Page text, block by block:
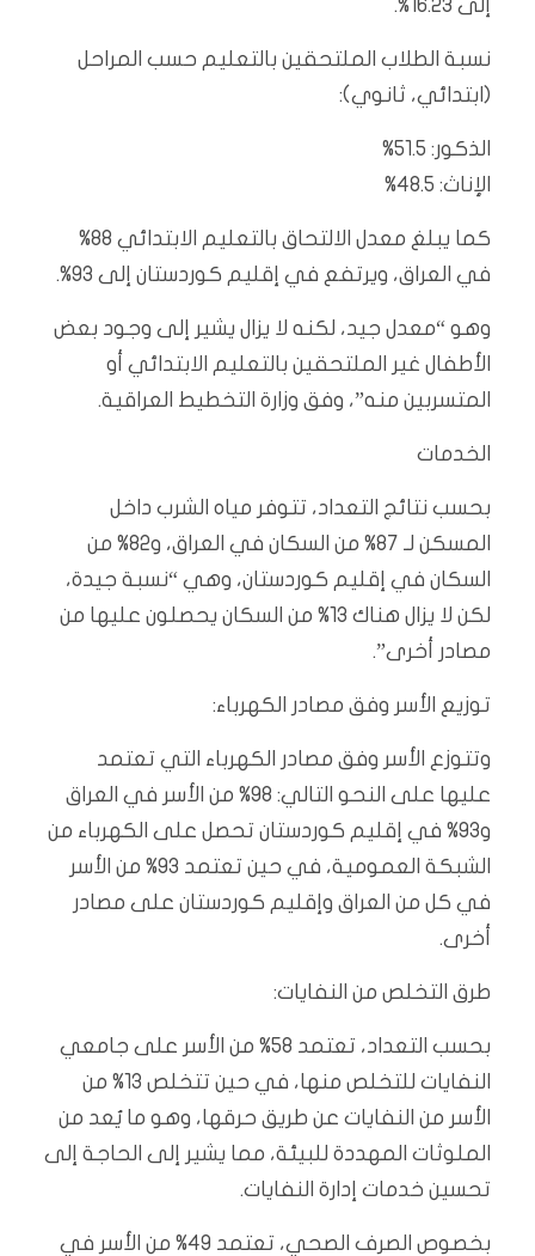
إلى 16.23%.
نسبة الطلاب الملتحقين بالتعليم حسب المراحل
(ابتدائي، ثانوي):
الذكور: 51.5%
الإناث: 48.5%
كما يبلغ معدل الالتحاق بالتعليم الابتدائي 88%
في العراق، ويرتفع في إقليم كوردستان إلى 93%.
وهو “معدل جيد، لكنه لا يزال يشير إلى وجود بعض
الأطفال غير الملتحقين بالتعليم الابتدائي أو
المتسربين منه”، وفق وزارة التخطيط العراقية.
الخدمات
بحسب نتائج التعداد، تتوفر مياه الشرب داخل
المسكن لـ 87% من السكان في العراق، و82% من
السكان في إقليم كوردستان، وهي “نسبة جيدة،
لكن لا يزال هناك 13% من السكان يحصلون عليها من
مصادر أخرى”.
توزيع الأسر وفق مصادر الكهرباء:
وتتوزع الأسر وفق مصادر الكهرباء التي تعتمد
عليها على النحو التالي: 98% من الأسر في العراق
و93% في إقليم كوردستان تحصل على الكهرباء من
الشبكة العمومية، في حين تعتمد 93% من الأسر
في كل من العراق وإقليم كوردستان على مصادر
أخرى.
طرق التخلص من النفايات:
بحسب التعداد، تعتمد 58% من الأسر على جامعي
النفايات للتخلص منها، في حين تتخلص 13% من
الأسر من النفايات عن طريق حرقها، وهو ما يُعد من
الملوثات المهددة للبيئة، مما يشير إلى الحاجة إلى
تحسين خدمات إدارة النفايات.
بخصوص الصرف الصحي، تعتمد 49% من الأسر في